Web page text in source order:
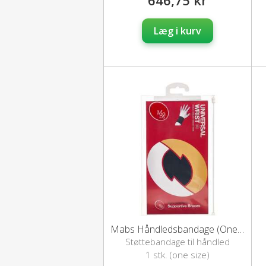
Læg i kurv
Mabs Håndledsbandage (One size)
Støttebandage til håndled
1 stk. (one size)